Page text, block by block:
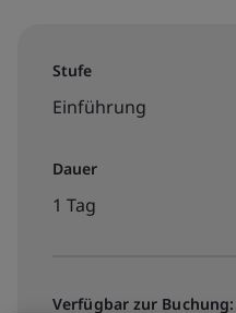
Stufe
Einführung
Dauer
1 Tag
Verfügbar zur Buchung: